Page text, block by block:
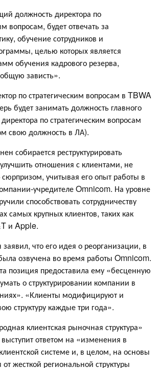
должность директора по
вопросам, будет отвечать за
обучение сотрудников и
целью которых является
обучения кадрового резерва,
зависть».
по стратегическим вопросам в TBWA
будет занимать должность главного
по стратегическим вопросам
свою должность в ЛА).
собирается реструктурировать
отношения с клиентами, не
учитывая его опыт работы в
учредителе Omnicom. На уровне
способствовать сотрудничеству
самых крупных клиентов, таких как
и Apple.
заявил, что его идея о реорганизации, в
озвучена во время работы Omnicom.
позиция предоставила ему «бесценную
о структурировании компании в
«Клиенты модифицируют и
структуру каждые три года».
клиентская рыночная структура»
ответом на «изменения в
системе и, в целом, на основы
от жесткой региональной структуры